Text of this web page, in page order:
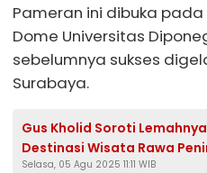
Pameran ini dibuka
Dome Universitas
sebelumnya sukses
Surabaya.
Gus Kholid Soroti
Destinasi Wisata Rawa
Selasa, 05 Agu 2025 11:11 WIB